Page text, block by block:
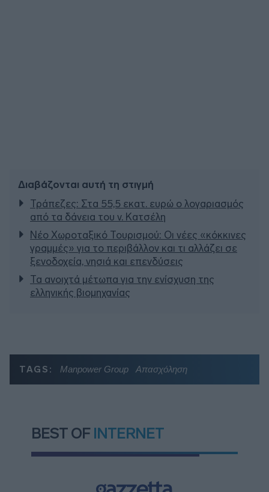
Διαβάζονται αυτή τη στιγμή
Τράπεζες: Στα 55,5 εκατ. ευρώ ο λογαριασμός
από τα δάνεια του ν. Κατσέλη
Νέο Χωροταξικό Τουρισμού: Οι νέες «κόκκινες
γραμμές» για το περιβάλλον και τι αλλάζει σε
ξενοδοχεία, νησιά και επενδύσεις
Τα ανοιχτά μέτωπα για την ενίσχυση της
ελληνικής βιομηχανίας
TAGS: Manpower Group Απασχόληση
BEST OF INTERNET